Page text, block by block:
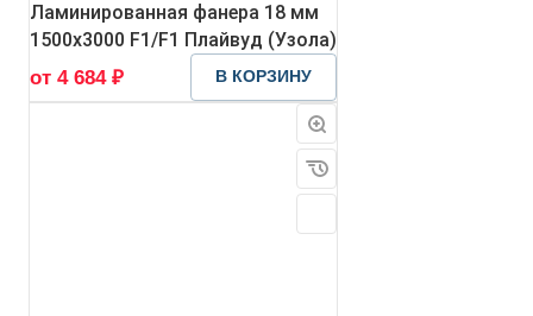
Ламинированная фанера 18 мм
1500х3000 F1/F1 Плайвуд (Узола)
от 4 684 ₽
В КОРЗИНУ